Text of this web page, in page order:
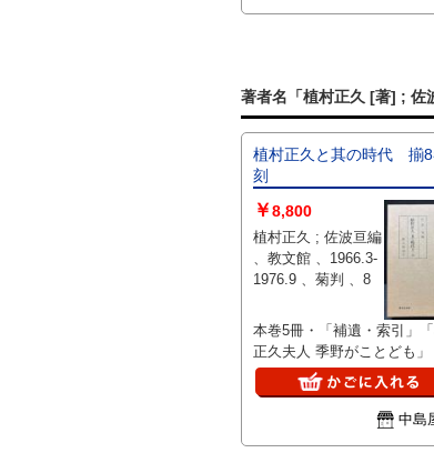
著者名「植村正久 [著] ; 佐
植村正久と其の時代 揃8
刻
￥8,800
植村正久 ; 佐波亘編
、教文館 、1966.3-
1976.9 、菊判 、8
本巻5冊・「補遺・索引」
正久夫人 季野がことども」
補遺」、天茶丸背クロス装
揃、良好
中島